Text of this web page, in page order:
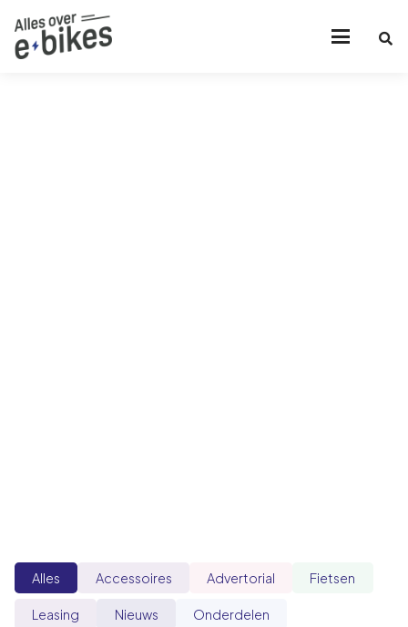
Alles Accessoires Advertorial Fietsen
Leasing Nieuws Onderdelen